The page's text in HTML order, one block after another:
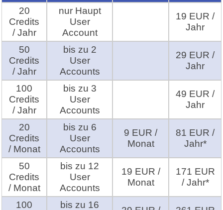
20
Credits
/ Jahr
nur Haupt
User
Account
19 EUR /
Jahr
50
Credits
/ Jahr
bis zu 2
User
Accounts
29 EUR /
Jahr
100
Credits
/ Jahr
bis zu 3
User
Accounts
49 EUR /
Jahr
20
Credits
/ Monat
bis zu 6
User
Accounts
9 EUR /
Monat
81 EUR /
Jahr*
50
Credits
/ Monat
bis zu 12
User
Accounts
19 EUR /
Monat
171 EUR
/ Jahr*
100
bis zu 16